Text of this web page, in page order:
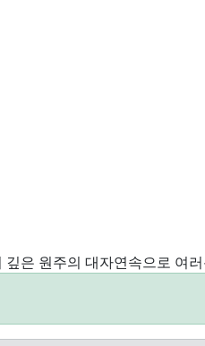
은 원주의 대자연속으로 여